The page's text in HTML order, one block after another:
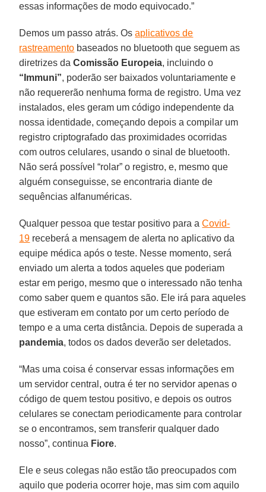
essas informações de modo equivocado.”
Demos um passo atrás. Osaplicativos de
rastreamento baseados no bluetooth que seguem as
diretrizes daComissão Europeia, incluindo o
“Immuni”, poderão ser baixados voluntariamente e
não requererão nenhuma forma de registro. Uma vez
instalados, eles geram um código independente da
nossa identidade, começando depois a compilar um
registro criptografado das proximidades ocorridas
com outros celulares, usando o sinal de bluetooth.
Não será possível “rolar” o registro, e, mesmo que
alguém conseguisse, se encontraria diante de
sequências alfanuméricas.
Qualquer pessoa que testar positivo para aCovid-
19 receberá a mensagem de alerta no aplicativo da
equipe médica após o teste. Nesse momento, será
enviado um alerta a todos aqueles que poderiam
estar em perigo, mesmo que o interessado não tenha
como saber quem e quantos são. Ele irá para aqueles
que estiveram em contato por um certo período de
tempo e a uma certa distância. Depois de superada a
pandemia, todos os dados deverão ser deletados.
“Mas uma coisa é conservar essas informações em
um servidor central, outra é ter no servidor apenas o
código de quem testou positivo, e depois os outros
celulares se conectam periodicamente para controlar
se o encontramos, sem transferir qualquer dado
nosso”, continua Fiore.
Ele e seus colegas não estão tão preocupados com
aquilo que poderia ocorrer hoje, mas sim com aquilo